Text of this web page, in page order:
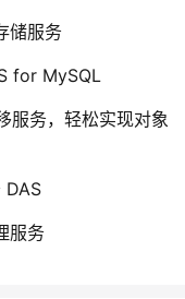
储服务
for MySQL
DAS
服务